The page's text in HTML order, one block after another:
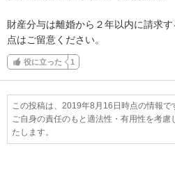
財産分与は離婚から２年以内に請求
点はご留意ください。
役に立った 1
この投稿は、2019年8月16日時点の情報で
ご自身の責任のもと適法性・有用性を考
たします。